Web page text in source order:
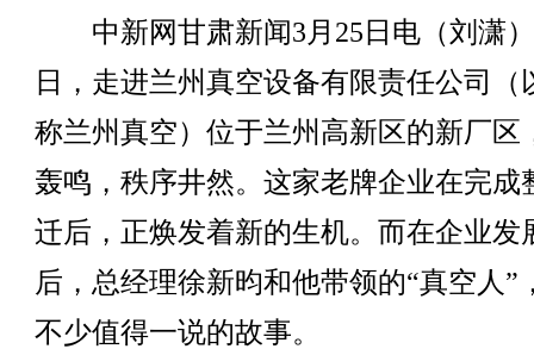
中新网甘肃新闻3月25日电（刘潇
日，走进兰州真空设备有限责任公司（
称兰州真空）位于兰州高新区的新厂区
轰鸣，秩序井然。这家老牌企业在完成
迁后，正焕发着新的生机。而在企业发
后，总经理徐新昀和他带领的“真空人”
不少值得一说的故事。